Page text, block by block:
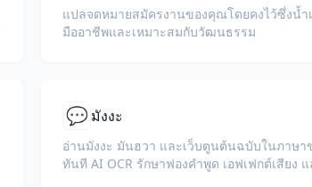
แปลจดหมายสมัครงานของคุณโดยคงไว้ซึ่งน้ำ
มืออาชีพและเหมาะสมกับวัฒนธรรม
💬 มังงะ
อ่านมังงะ มันฮวา และเว็บตูนต้นฉบับในภาษ
ทันที AI OCR รักษาฟองคำพูด เอฟเฟกต์เสียง